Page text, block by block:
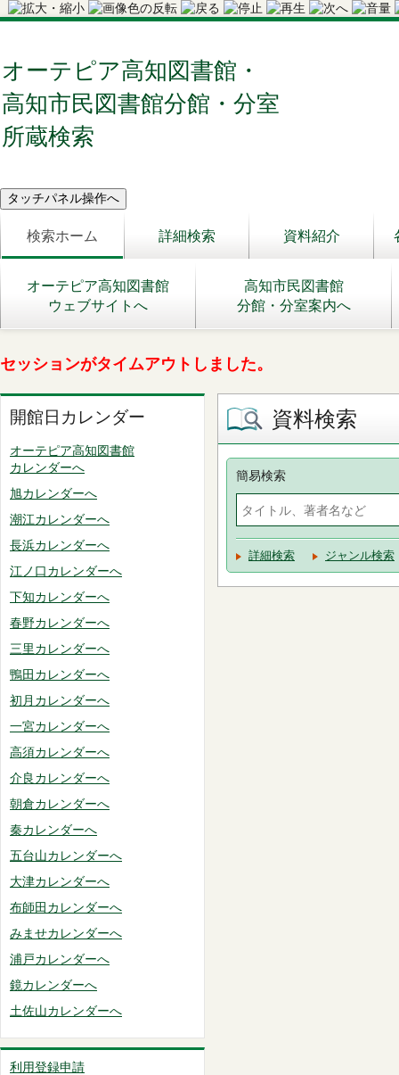
オーテピア高知図書館・
高知市民図書館分館・分室
所蔵検索
検索ホーム 詳細検索 資料紹介
オーテピア高知図書館
ウェブサイトへ
高知市民図書館
分館・分室案内へ
セッションがタイムアウトしました。
開館日カレンダー
オーテピア高知図書館
カレンダーへ
旭カレンダーへ
潮江カレンダーへ
長浜カレンダーへ
江ノ口カレンダーへ
下知カレンダーへ
春野カレンダーへ
三里カレンダーへ
鴨田カレンダーへ
初月カレンダーへ
一宮カレンダーへ
高須カレンダーへ
介良カレンダーへ
朝倉カレンダーへ
秦カレンダーへ
五台山カレンダーへ
大津カレンダーへ
布師田カレンダーへ
みませカレンダーへ
浦戸カレンダーへ
鏡カレンダーへ
土佐山カレンダーへ
利用登録申請
資料検索
簡易検索
詳細検索 ジャンル検索